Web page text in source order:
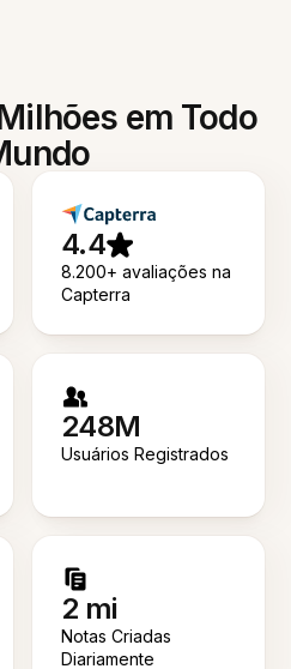
em Todo
4.4
8.200+ avaliações na
Capterra
248M
Usuários Registrados
2 mi
Notas Criadas
Diariamente